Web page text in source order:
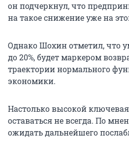
он подчеркнул, что
на такое снижение уже на
Однако Шохин отметил, что
до 20%, будет маркером
траектории нормального
экономики.
Настолько высокой ключевая
оставаться не всегда. По
ожидать дальнейшего